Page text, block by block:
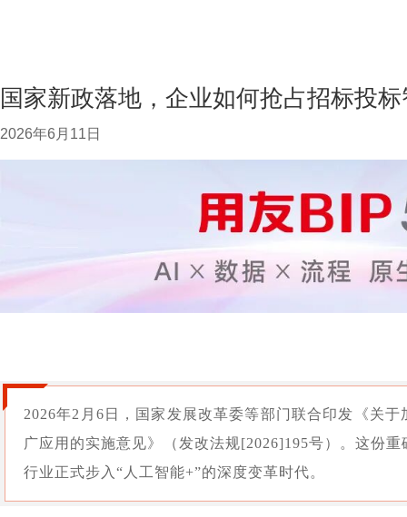
国家新政落地，企业如何抢占招标投
2026年6月11日
2026年2月6日
，国家发展改革委等部门联合印发《关
广应用的实施意见》（发改法规[2026]195号）。这份
行业正式步入“人工智能+”的深度变革时代。